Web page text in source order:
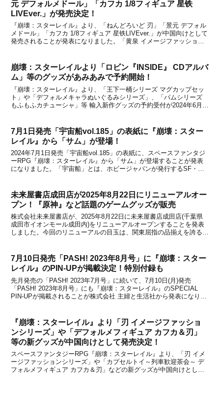
元 デフォルメドール」「カフカ 1/8フィギュア 星铁
LIVEver.」が発売決定！
『崩壊：スターレイル』より、「ねんどろいど 刃」「景元 デフォル
メドール」「カフカ 1/8フィギュア 星铁LIVEver.」が中国向けとして
発売されることが発表になりました。「黄泉 イメージファッション
崩壊：スターレイルより「ロビン『INSIDE』 CDアルバ
ム」等のグッズがあみあみで予約開始！
『崩壊：スターレイル』より、「王下一桶シリーズ マグカップセッ
ト」や「デフォルメキャラぬいぐるみシリーズ」、「パムシリーズ
もふもふカチューシャ」等 輸入新作グッズの予約受付が2024年6月
7月1日発売「宇宙船vol.185」の表紙に『崩壊：スター
レイル』から「サム」が登場！
2024年7月1日発売「宇宙船vol.185」の表紙に、スペースファンタジ
ーRPG『崩壊：スターレイル』から「サム」が登場することが発表
になりました。「宇宙船」とは、ホビージャパンが発行するSF・特
未来屋書店成田店が2025年8月22日にリニューアルオー
プン！『原神』など話題のゲームグッズが販売
株式会社未来屋書店が、2025年8月22日に未来屋書店成田店(千葉県
成田市イオンモール成田内)をリニューアルオープンすることを発表
しました。今回のリニューアルの目玉は、関東屈指の品揃えを誇るコ
7月10日発売「PASH! 2023年8月号」に『崩壊：スター
レイル』のPIN-UPが掲載決定！特別付録も
先月発売の「PASH! 2023年7月号」に続いて、7月10日(月)発売
「PASH! 2023年8月号」にも『崩壊：スターレイル』のSPECIAL
PIN-UPが掲載されることが株式会社 主婦と生活社から発表になりま
『崩壊：スターレイル』より「刃 イメージファッショ
ンシリーズ」や「デフォルメフィギュア カフカ＆刃」
等の新グッズが中国向けとして発売決定！
スペースファンタジーRPG『崩壊：スターレイル』より、「刃 イメ
ージファッションシリーズ」や「カプセルトイ～列車歓迎茶会～ デ
フォルメフィギュア カフカ＆刃」などの新グッズが中国向けとして